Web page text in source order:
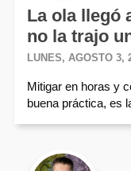
La ola llegó
no la trajo
LUNES, AGOSTO 3,
Mitigar en horas y
buena práctica, es